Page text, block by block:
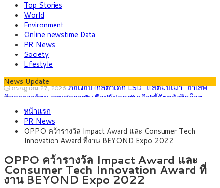
Top Stories
World
Environment
Online newstime Data
PR News
Society
Lifestyle
News Update
กรกฎาคม 27, 2026 กรุงศรี คาดเงินบาทสัปดาห์นี้ (27–31 ก.ค.
หน้ารถไฟฟ้าสงขลา โมโนเรล 12.54 กม. เชื่อมเมืองหาดใหญ่
สิงหาคม 4, 2026
รายหัวเพียง 2,618 บาท เสนอทบทวนจัดสรรงบให้สอดคล้องภาระ
งานจริง
สิงหาคม 3, 2026
33.00-33.60 ติดตามข้อมูลจ้างงานสหรัฐฯ
สิงหาคม 1, 2026 “เอกนิติ” เปิดเครื่องยนต์เศรษฐกิจใหม่ของไทย
เดินหน้า 5 ยุทธศาสตร์ รื้อโครงสร้างเศรษฐกิจ ดันไทยโตเต็ม
ศักยภาพ
กรกฎาคม 27, 2026 ภัยเงียบใกล้ตัวเด็ก LSD “แสตมป์เมา” ยาเสพ
ติดลายการ์ตูน กรมศุลกากร เตือนผู้ปกครองเฝ้าระวัง หลังยึดล็อต
ใหญ่จากเยอรมนี
หน้าแรก
PR News
OPPO คว้ารางวัล Impact Award และ Consumer Tech
Innovation Award ที่งาน BEYOND Expo 2022
OPPO คว้ารางวัล Impact Award และ
Consumer Tech Innovation Award ที่
งาน BEYOND Expo 2022